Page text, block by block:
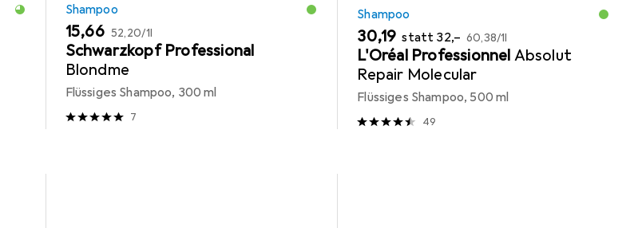
Shampoo
EUR
15,66 EUR
52,20/1l
Schwarzkopf Professional
Blondme
Flüssiges Shampoo, 300 ml
7
Shampoo
EUR
30,19 statt EUR
32,– EUR
60,38/1l
L'Oréal Professionnel Absolut
Repair Molecular
Flüssiges Shampoo, 500 ml
49